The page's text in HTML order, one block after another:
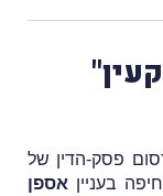
אודות פרסום פסק-הדין של
בעניין אספן